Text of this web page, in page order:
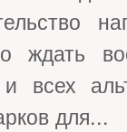
ждать
всех
для...